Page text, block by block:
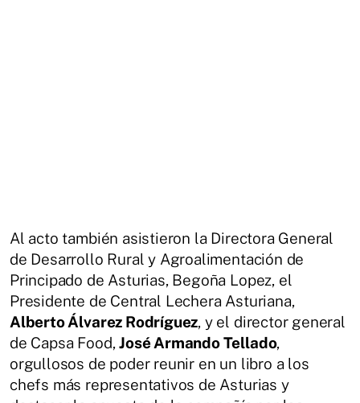
Al acto también asistieron la Directora General
de Desarrollo Rural y Agroalimentación de
Principado de Asturias, Begoña Lopez, el
Presidente de Central Lechera Asturiana,
Alberto Álvarez Rodríguez, y el director general
de Capsa Food,José Armando Tellado,
orgullosos de poder reunir en un libro a los
chefs más representativos de Asturias y